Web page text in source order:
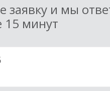
заявку и мы
15 минут